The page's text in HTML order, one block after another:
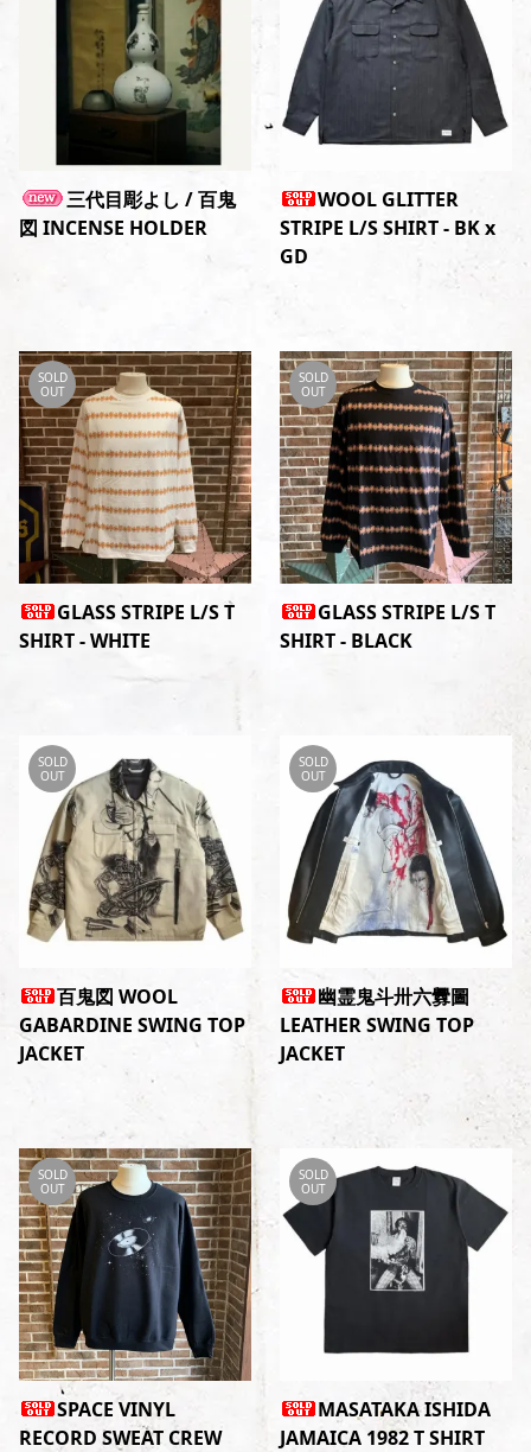
三代目彫よし / 百鬼
図 INCENSE HOLDER
WOOL GLITTER
STRIPE L/S SHIRT - BK x
GD
GLASS STRIPE L/S T
SHIRT - WHITE
SOLD
OUT
GLASS STRIPE L/S T
SHIRT - BLACK
SOLD
OUT
百鬼図 WOOL
GABARDINE SWING TOP
JACKET
SOLD
OUT
幽霊鬼斗卅六釁圖
LEATHER SWING TOP
JACKET
SOLD
OUT
SPACE VINYL
RECORD SWEAT CREW
SOLD
OUT
MASATAKA ISHIDA
JAMAICA 1982 T SHIRT
SOLD
OUT